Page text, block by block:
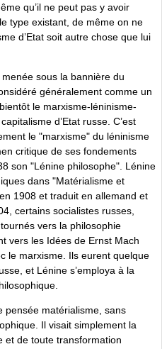
qu’il ne peut pas y avoir
type existant, de même on ne
d’Etat soit autre chose que lui
sous la bannière du
généralement comme un
le marxisme-léninisme-
d’Etat russe. C’est
le "marxisme" du léninisme
critique de ses fondements
son "Lénine philosophe". Lénine
dans "Matérialisme et
1908 et traduit en allemand et
certains socialistes russes,
vers la philosophie
vers les Idées de Ernst Mach
le marxisme. Ils eurent quelque
et Lénine s’employa à la
pensée matérialisme, sans
Il visait simplement la
et de toute transformation